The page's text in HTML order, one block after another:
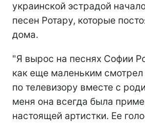
украинской эстрадой
песен Ротару, которые
дома.
"Я вырос на песнях Софии
как еще маленьким
по телевизору вместе с
меня она всегда была
настоящей артистки. Ее